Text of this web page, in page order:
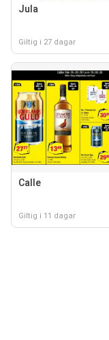
Jula
Giltig i 27 dagar
Calle
Giltig i 11 dagar